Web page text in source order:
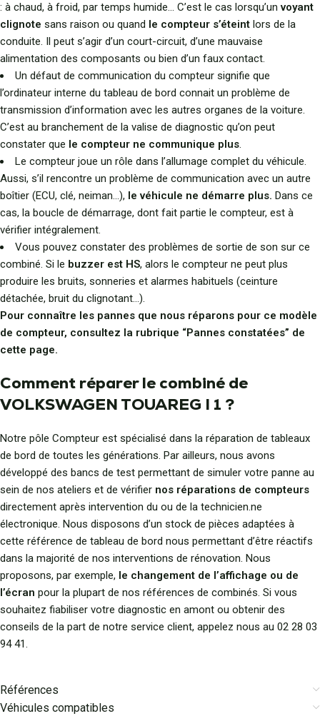
: à chaud, à froid, par temps humide… C’est le cas lorsqu’unvoyant
clignote sans raison ou quand le compteur s’éteint lors de la
conduite. Il peut s’agir d’un court-circuit, d’une mauvaise
alimentation des composants ou bien d’un faux contact.
Un défaut de communication du compteur signifie que
l’ordinateur interne du tableau de bord connait un problème de
transmission d’information avec les autres organes de la voiture.
C’est au branchement de la valise de diagnostic qu’on peut
constater que le compteur ne communique plus.
Le compteur joue un rôle dans l’allumage complet du véhicule.
Aussi, s’il rencontre un problème de communication avec un autre
boîtier (ECU, clé, neiman…), le véhicule ne démarre plus. Dans ce
cas, la boucle de démarrage, dont fait partie le compteur, est à
vérifier intégralement.
Vous pouvez constater des problèmes de sortie de son sur ce
combiné. Si le buzzer est HS, alors le compteur ne peut plus
produire les bruits, sonneries et alarmes habituels (ceinture
détachée, bruit du clignotant…).
Pour connaître les pannes que nous réparons pour ce modèle
de compteur, consultez la rubrique “Pannes constatées” de
cette page.
Comment réparer le combiné de
VOLKSWAGEN TOUAREG I 1 ?
Notre pôle Compteur est spécialisé dans la réparation de tableaux
de bord de toutes les générations. Par ailleurs, nous avons
développé des bancs de test permettant de simuler votre panne au
sein de nos ateliers et de vérifier nos réparations de compteurs
directement après intervention du ou de la technicien.ne
électronique. Nous disposons d’un stock de pièces adaptées à
cette référence de tableau de bord nous permettant d’être réactifs
dans la majorité de nos interventions de rénovation. Nous
proposons, par exemple, le changement de l’affichage ou de
l’écran pour la plupart de nos références de combinés. Si vous
souhaitez fiabiliser votre diagnostic en amont ou obtenir des
conseils de la part de notre service client, appelez nous au 02 28 03
94 41.
Références
Véhicules compatibles